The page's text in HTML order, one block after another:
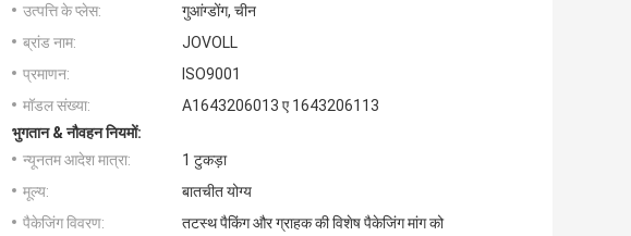
उत्पत्ति के प्लेस:
गुआंग्डोंग, चीन
ब्रांड नाम:
JOVOLL
प्रमाणन:
ISO9001
मॉडल संख्या:
A1643206013 ए 1643206113
भुगतान & नौवहन नियमों:
न्यूनतम आदेश मात्रा:
1 टुकड़ा
मूल्य:
बातचीत योग्य
पैकेजिंग विवरण:
तटस्थ पैकिंग और ग्राहक की विशेष पैकेजिंग मांग को